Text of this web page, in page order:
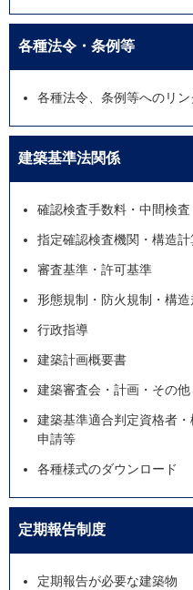
各種法令・条例等
各種法令、条例等へのリン
建築基準法関係
確認検査手数料・中間検
指定確認検査機関・構造
審査基準・許可基準
形態規制・防火規制・構造
行政指導
建築計画概要書
建築審査会・計画・その他
建築基準適合判定資格者
申請等
各種様式のダウンロード
定期報告制度
定期報告が必要な建築物